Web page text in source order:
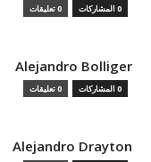
0 المشاركات 0 تعليقات
Alejandro Bolliger
0 المشاركات 0 تعليقات
Alejandro Drayton